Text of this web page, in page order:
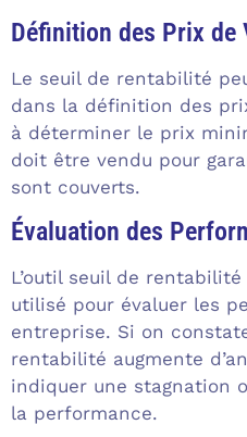
Définition des Prix de
Le seuil de rentabilité
dans la définition des
à déterminer le prix
doit être vendu pour
sont couverts.
Évaluation des
L’outil seuil de
utilisé pour évaluer les
entreprise. Si on
rentabilité augmente
indiquer une stagnation
la performance.